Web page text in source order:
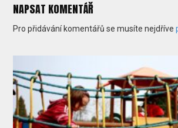
NAPSAT KOMENTÁŘ
Pro přidávání komentářů se musíte nejdříve